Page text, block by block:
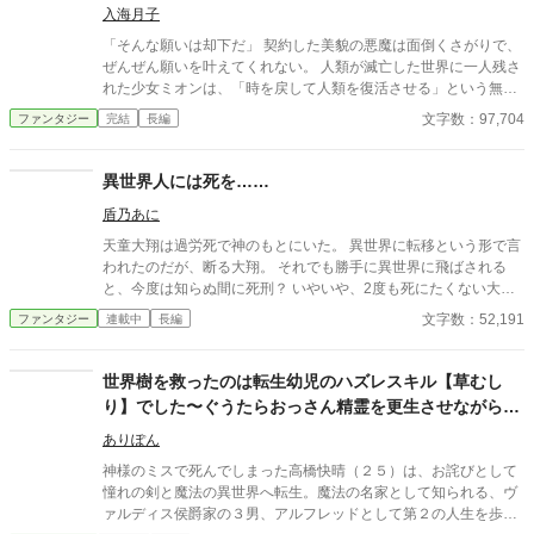
入海月子
「そんな願いは却下だ」 契約した美貌の悪魔は面倒くさがりで、
ぜんぜん願いを叶えてくれない。 人類が滅亡した世界に一人残さ
れた少女ミオンは、「時を戻して人類を復活させる」という無茶
な使命のために、悪魔と使い魔の黒猫と旅することに。 最初はど
うなることかと思っていたけれど、意外にも悪魔は世話焼きで、
の。 孤独だったミオンが救われるお話。
ファンタジー 完結 長編 文字数：97,704
異世界人には死を……
盾乃あに
天童大翔は過労死で神のもとにいた。 異世界に転移という形で言
われたのだが、断る大翔。 それでも勝手に異世界に飛ばされる
と、今度は知らぬ間に死刑？ いやいや、2度も死にたくない大翔
はアリーチェに助け？られて逃げることに成功する。 そうして旅
に出ることになった大翔の前には、、、
ファンタジー 連載中 長編 文字数：52,191
世界樹を救ったのは転生幼児のハズレスキル【草むし
り】でした〜ぐうたらおっさん精霊を更生させながら、
もふ神獣たちと聖域生活始めます〜
ありぽん
神様のミスで死んでしまった高橋快晴（２５）は、お詫びとして
憧れの剣と魔法の異世界へ転生。魔法の名家として知られる、ヴ
ァルディス侯爵家の３男、アルフレッドとして第２の人生を歩み